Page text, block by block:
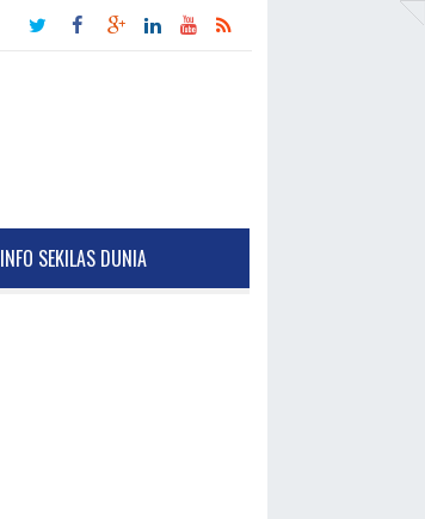
INFO SEKILAS DUNIA